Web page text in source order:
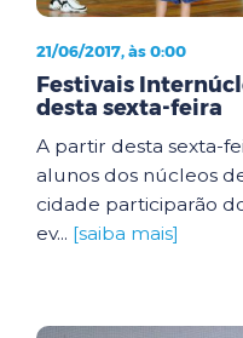
21/06/2017, às 0:00
Festivais
desta sexta-feira
A partir desta sexta-
alunos dos núcleos
cidade participarão
ev... [saiba mais]